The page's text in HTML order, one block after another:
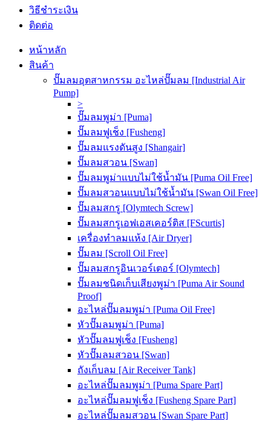
วิธีชำระเงิน
ติดต่อ
หน้าหลัก
สินค้า
ปั๊มลมอุตสาหกรรม อะไหล่ปั๊มลม [Industrial Air
Pump]
>
ปั๊มลมพูม่า [Puma]
ปั๊มลมฟูเช็ง [Fusheng]
ปั๊มลมแรงดันสูง [Shangair]
ปั๊มลมสวอน [Swan]
ปั๊มลมพูม่าแบบไม่ใช้น้ำมัน [Puma Oil Free]
ปั๊มลมสวอนแบบไม่ใช้น้ำมัน [Swan Oil Free]
ปั๊มลมสกรู [Olymtech Screw]
ปั๊มลมสกรูเอฟเอสเคอร์ติส [FScurtis]
เครื่องทำลมแห้ง [Air Dryer]
ปั๊มลม [Scroll Oil Free]
ปั๊มลมสกรูอินเวอร์เตอร์ [Olymtech]
ปั๊มลมชนิดเก็บเสียงพูม่า [Puma Air Sound
Proof]
อะไหล่ปั๊มลมพูม่า [Puma Oil Free]
หัวปั๊มลมพูม่า [Puma]
หัวปั๊มลมฟูเช็ง [Fusheng]
หัวปั๊มลมสวอน [Swan]
ถังเก็บลม [Air Receiver Tank]
อะไหล่ปั๊มลมพูม่า [Puma Spare Part]
อะไหล่ปั๊มลมฟูเช็ง [Fusheng Spare Part]
อะไหล่ปั๊มลมสวอน [Swan Spare Part]